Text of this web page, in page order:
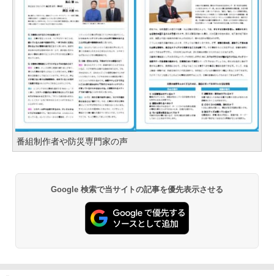
番組制作者や防災専門家の声
Google 検索で当サイトの記事を優先表示させる